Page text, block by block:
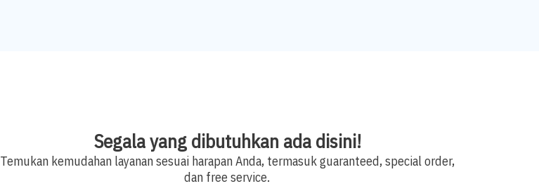
Segala yang dibutuhkan ada disini!
Temukan kemudahan layanan sesuai harapan Anda, termasuk guaranteed, special order,
dan free service.